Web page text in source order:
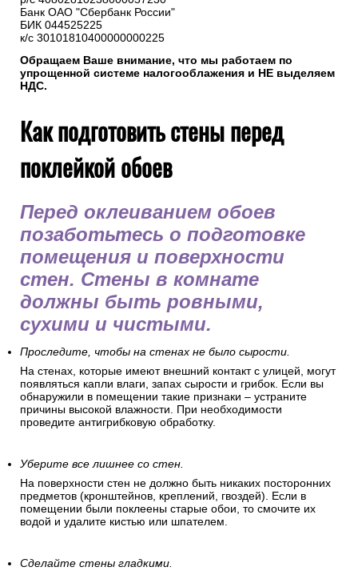
Банк ОАО "Сбербанк России"
БИК 044525225
к/с 30101810400000000225
Обращаем Ваше внимание, что мы работаем по
упрощенной системе налогооблажения и НЕ выделяем
НДС.
Как подготовить стены перед
поклейкой обоев
Перед оклеиванием обоев
позаботьтесь о подготовке
помещения и поверхности
стен. Стены в комнате
должны быть ровными,
сухими и чистыми.
Проследите, чтобы на стенах не было сырости.
На стенах, которые имеют внешний контакт с улицей, могут
появляться капли влаги, запах сырости и грибок. Если вы
обнаружили в помещении такие признаки – устраните
причины высокой влажности. При необходимости
проведите антигрибковую обработку.
Уберите все лишнее со стен.
На поверхности стен не должно быть никаких посторонних
предметов (кронштейнов, креплений, гвоздей). Если в
помещении были поклеены старые обои, то смочите их
водой и удалите кистью или шпателем.
Сделайте стены гладкими.